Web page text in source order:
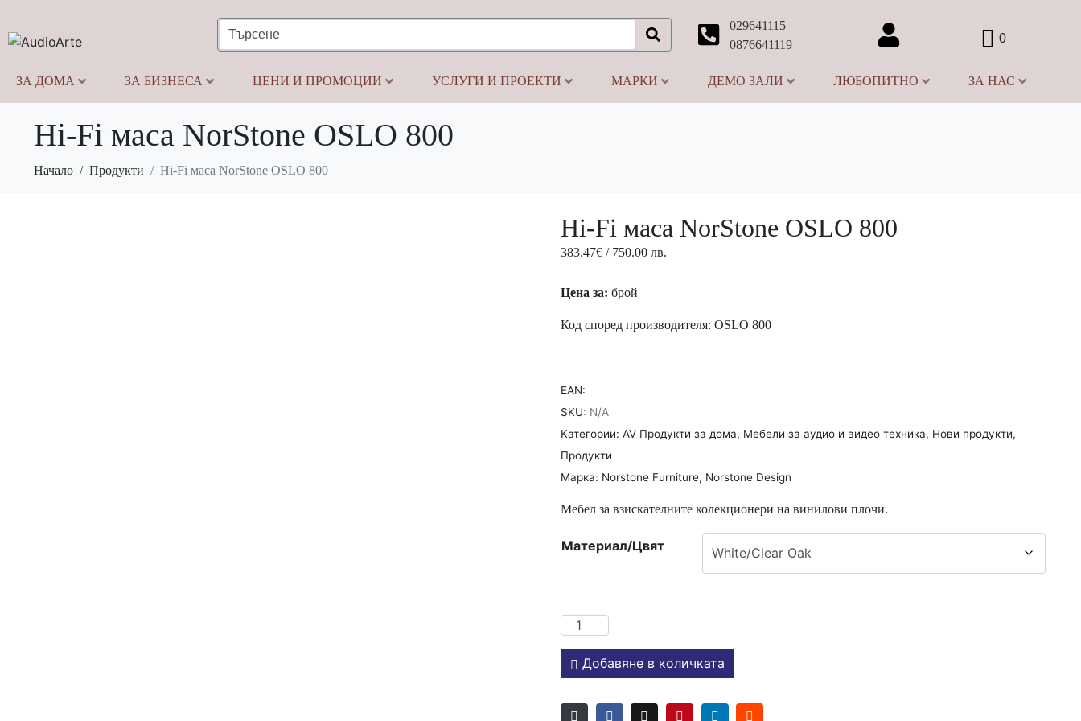
029641115
0876641119
0
ЗА ДОМА ЗА БИЗНЕСА ЦЕНИ И ПРОМОЦИИ УСЛУГИ И ПРОЕКТИ МАРКИ ДЕМО ЗАЛИ ЛЮБОПИТНО ЗА НАС
Hi-Fi маса NorStone OSLO 800
Начало Продукти Hi-Fi маса NorStone OSLO 800
Hi-Fi маса NorStone OSLO 800
383.47€ / 750.00 лв.
Цена за: брой
Код според производителя: OSLO 800
EAN:
SKU: N/A
Категории: AV Продукти за дома, Мебели за аудио и видео техника, Нови продукти,
Продукти
Марка: Norstone Furniture, Norstone Design
Мебел за взискателните колекционери на винилови плочи.
Материал/Цвят
Добавяне в количката